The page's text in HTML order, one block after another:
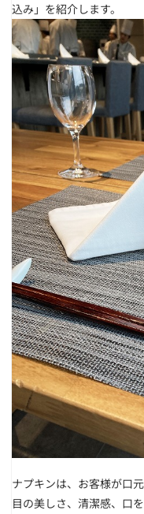
込み」を紹介します。
ナプキンは、お客様が口
目の美しさ、清潔感、口